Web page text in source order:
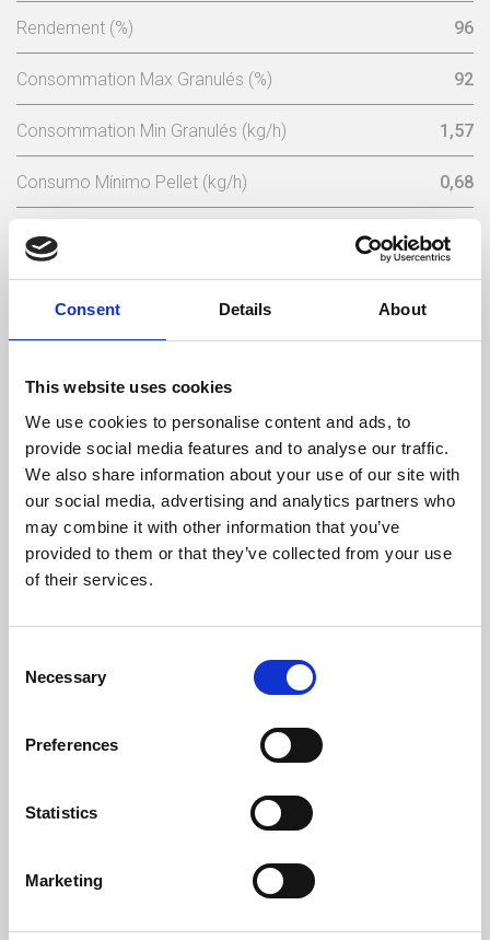
Consent Details About
This website uses cookies
We use cookies to personalise content and ads, to
provide social media features and to analyse our traffic.
We also share information about your use of our site with
our social media, advertising and analytics partners who
may combine it with other information that you’ve
provided to them or that they’ve collected from your use
of their services.
Selection
Necessary
Preferences
Statistics
Marketing
Rendement (%) 96
Consommation Max Granulés (%) 92
Consommation Min Granulés (kg/h) 1,57
Consumo Mínimo Pellet (kg/h) 0,68
Capacité Du Réservoir A Granulés (Kg)
Tension Nominale (V) 230
Fréquence Électrique (Hz) 50
Température Max Gaz (ºC)
Température Min Gaz (ºC)
Poids (kg)
Sortie Des Fumées (mm)
Rendement
96 %
Puissance
nominale
7 kW